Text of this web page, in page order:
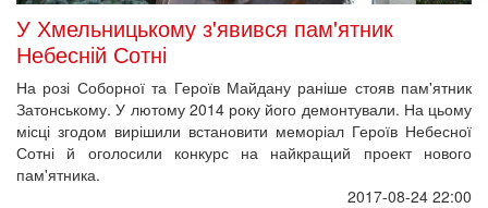
У Хмельницькому з'явився пам'ятник
Небесній Сотні
На розі Соборної та Героїв Майдану раніше стояв пам'ятник
Затонському. У лютому 2014 року його демонтували. На цьому
місці згодом вирішили встановити меморіал Героїв Небесної
Сотні й оголосили конкурс на найкращий проект нового
пам'ятника.
2017-08-24 22:00